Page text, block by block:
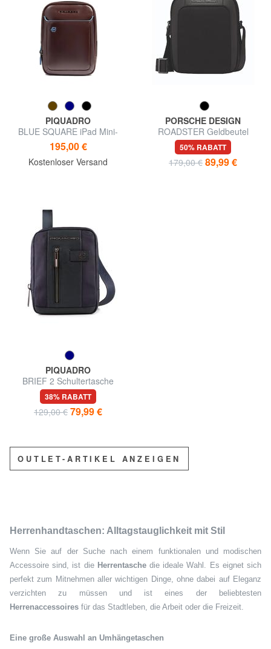
PIQUADRO
BLUE SQUARE iPad Mini-
Tasche
195,00 €
Kostenloser Versand
PORSCHE DESIGN
ROADSTER Geldbeutel
50% RABATT
179,00 € 89,99 €
PIQUADRO
BRIEF 2 Schultertasche
38% RABATT
129,00 € 79,99 €
OUTLET-ARTIKEL ANZEIGEN
Herrenhandtaschen: Alltagstauglichkeit mit Stil
Wenn Sie auf der Suche nach einem funktionalen und modischen
Accessoire sind, ist die Herrentaschedie ideale Wahl. Es eignet sich
perfekt zum Mitnehmen aller wichtigen Dinge, ohne dabei auf Eleganz
verzichten zu müssen und ist eines der beliebtesten
Herrenaccessoires für das Stadtleben, die Arbeit oder die Freizeit.
Eine große Auswahl an Umhängetaschen